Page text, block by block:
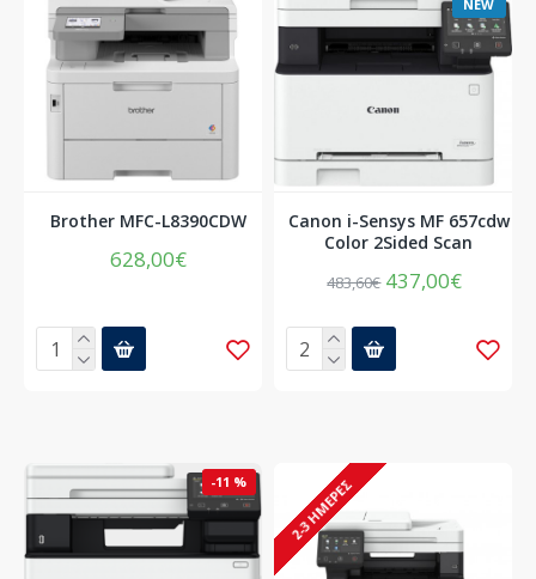
Brother MFC-L8390CDW
628,00€
NEW
Canon i-Sensys MF 657cdw
Color 2Sided Scan
483,60€ 437,00€
-11 % 2-3 ΗΜΈΡΕΣ